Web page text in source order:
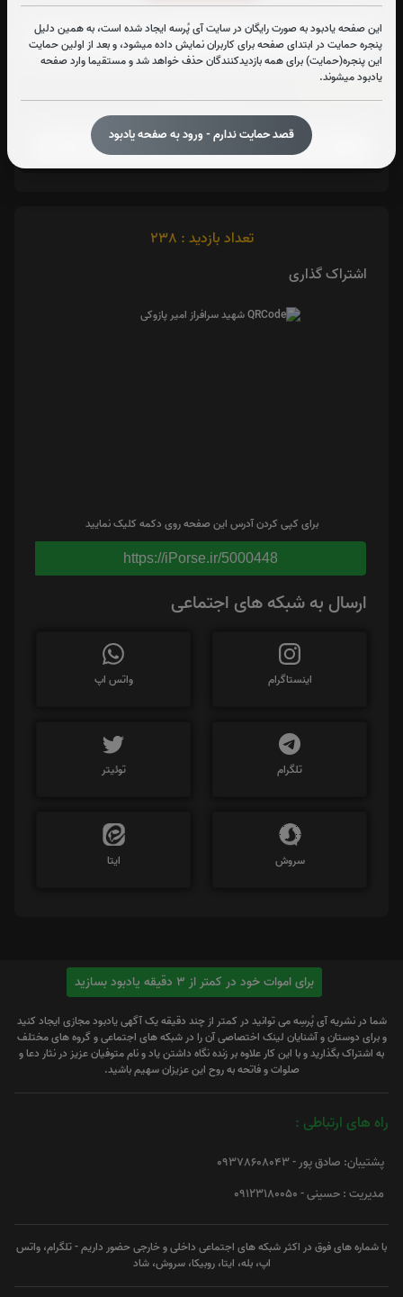
این صفحه یادبود به صورت رایگان در سایت آی پُرسه ایجاد شده است، به همین دلیل
پنجره حمایت در ابتدای صفحه برای کاربران نمایش داده میشود، و بعد از اولین حمایت
این پنجره(حمایت) برای همه بازدیدکنندگان حذف خواهد شد و مستقیما وارد صفحه
یادبود میشوند.
قصد حمایت ندارم - ورود به صفحه یادبود
صوت سوره ملک
آیت الکرسی:
صوت آیت الکرسی
تعداد بازدید : 238
اشتراک گذاری
برای کپی کردن آدرس این صفحه روی دکمه کلیک نمایید
https://iPorse.ir/5000448
ارسال به شبکه های اجتماعی
اینستاگرام واتس اپ
تلگرام توئیتر
سروش ایتا
برای اموات خود در کمتر از 3 دقیقه یادبود بسازید
شما در نشریه آی پُرسِه می توانید در کمتر از چند دقیقه یک آگهی یادبود مجازی ایجاد کنید
و برای دوستان و آشنایان لینک اختصاصی آن را در شبکه های اجتماعی و گروه های مختلف
به اشتراک بگذارید و با این کار علاوه بر زنده نگاه داشتن یاد و نام متوفیان عزیز در نثار دعا و
صلوات و فاتحه به روح این عزیزان سهیم باشید.
راه های ارتباطی :
پشتیبان: صادق پور - 09378608043
مدیریت : حسینی - 09123180050
با شماره های فوق در اکثر شبکه های اجتماعی داخلی و خارجی حضور داریم - تلگرام، واتس
اپ، بله، ایتا، روبیکا، سروش، شاد